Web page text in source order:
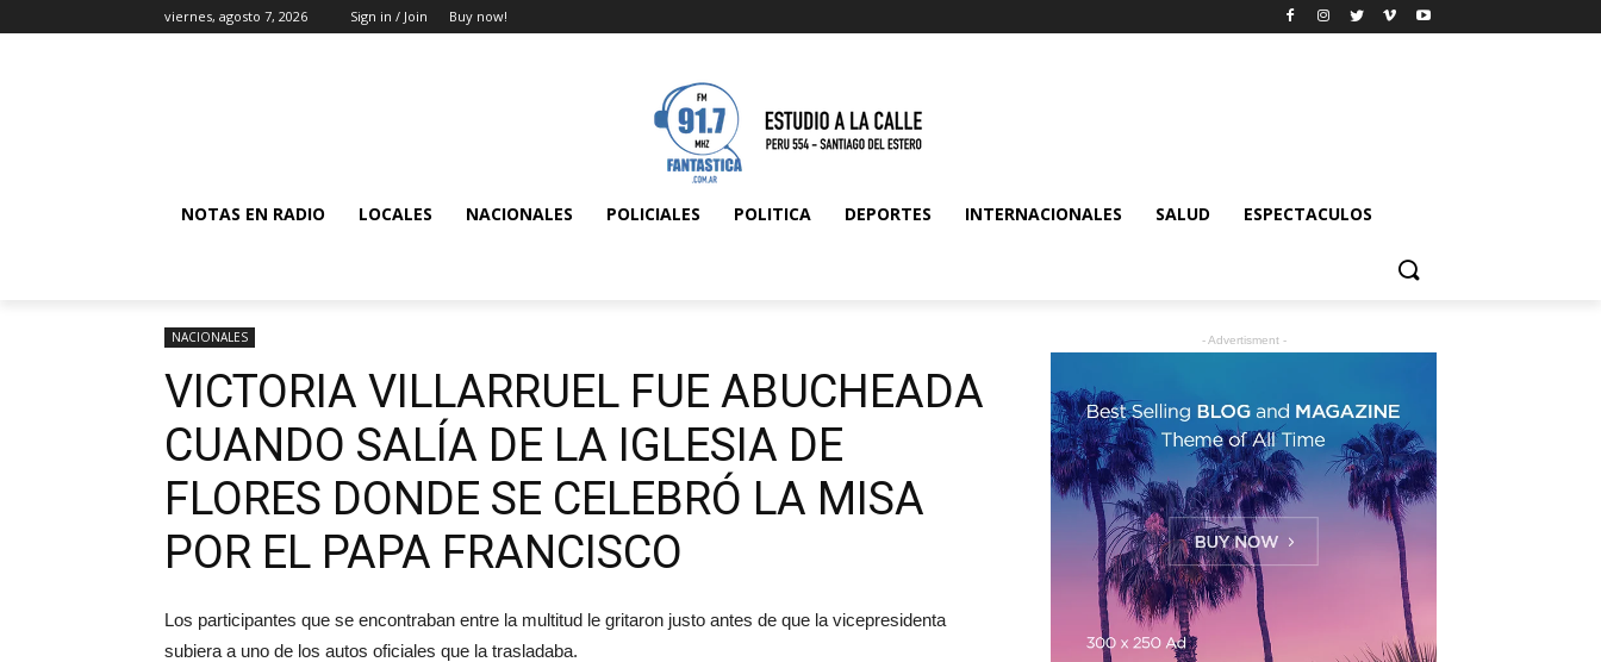
viernes, agosto 7, 2026 Sign in / Join Buy now!
NOTAS EN RADIO LOCALES NACIONALES POLICIALES POLITICA DEPORTES INTERNACIONALES SALUD ESPECTACULOS
NACIONALES
VICTORIA VILLARRUEL FUE ABUCHEADA
CUANDO SALÍA DE LA IGLESIA DE
FLORES DONDE SE CELEBRÓ LA MISA
POR EL PAPA FRANCISCO
Los participantes que se encontraban entre la multitud le gritaron justo antes de que la vicepresidenta
subiera a uno de los autos oficiales que la trasladaba.
- Advertisment -